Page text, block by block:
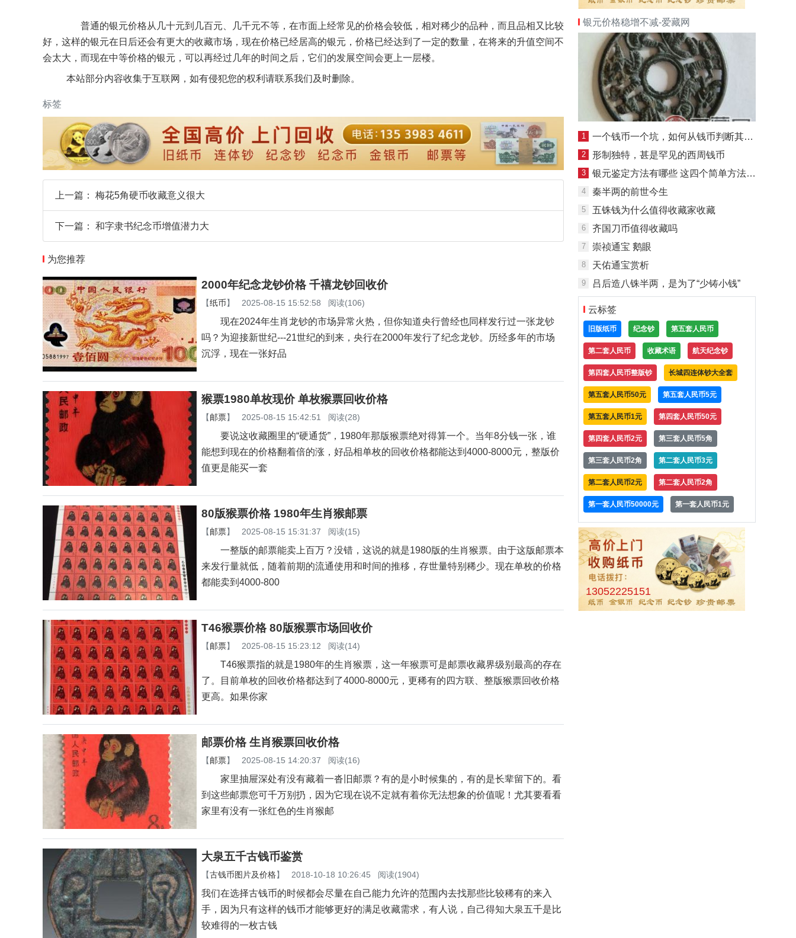
普通的银元价格从几十元到几百元、几千元不等，在市面上经常见的价格会较低，相对稀少的品种，而且品相又比较
好，这样的银元在日后还会有更大的收藏市场，现在价格已经居高的银元，价格已经达到了一定的数量，在将来的升值空间不
会太大，而现在中等价格的银元，可以再经过几年的时间之后，它们的发展空间会更上一层楼。
本站部分内容收集于互联网，如有侵犯您的权利请联系我们及时删除。
标签
上一篇： 梅花5角硬币收藏意义很大
下一篇： 和字隶书纪念币增值潜力大
为您推荐
2000年纪念龙钞价格 千禧龙钞回收价
【纸币】 2025-08-15 15:52:58 阅读(106)
现在2024年生肖龙钞的市场异常火热，但你知道央行曾经也同样发行过一张龙钞
吗？为迎接新世纪---21世纪的到来，央行在2000年发行了纪念龙钞。历经多年的市场
沉浮，现在一张好品
猴票1980单枚现价 单枚猴票回收价格
【邮票】 2025-08-15 15:42:51 阅读(28)
要说这收藏圈里的“硬通货”，1980年那版猴票绝对得算一个。当年8分钱一张，谁
能想到现在的价格翻着倍的涨，好品相单枚的回收价格都能达到4000-8000元，整版价
值更是能买一套
80版猴票价格 1980年生肖猴邮票
【邮票】 2025-08-15 15:31:37 阅读(15)
一整版的邮票能卖上百万？没错，这说的就是1980版的生肖猴票。由于这版邮票本
来发行量就低，随着前期的流通使用和时间的推移，存世量特别稀少。现在单枚的价格
都能卖到4000-800
T46猴票价格 80版猴票市场回收价
【邮票】 2025-08-15 15:23:12 阅读(14)
T46猴票指的就是1980年的生肖猴票，这一年猴票可是邮票收藏界级别最高的存在
了。目前单枚的回收价格都达到了4000-8000元，更稀有的四方联、整版猴票回收价格
更高。如果你家
邮票价格 生肖猴票回收价格
【邮票】 2025-08-15 14:20:37 阅读(16)
家里抽屉深处有没有藏着一沓旧邮票？有的是小时候集的，有的是长辈留下的。看
到这些邮票您可千万别扔，因为它现在说不定就有着你无法想象的价值呢！尤其要看看
家里有没有一张红色的生肖猴邮
大泉五千古钱币鉴赏
【古钱币图片及价格】 2018-10-18 10:26:45 阅读(1904)
我们在选择古钱币的时候都会尽量在自己能力允许的范围内去找那些比较稀有的来入
手，因为只有这样的钱币才能够更好的满足收藏需求，有人说，自己得知大泉五千是比
较难得的一枚古钱
银元价格稳增不减-爱藏网
1 一个钱币一个坑，如何从钱币判断其坑口？
2 形制独特，甚是罕见的西周钱币
3 银元鉴定方法有哪些 这四个简单方法你需掌握
4 秦半两的前世今生
5 五铢钱为什么值得收藏家收藏
6 齐国刀币值得收藏吗
7 崇祯通宝 鹅眼
8 天佑通宝赏析
9 吕后造八铢半两，是为了“少铸小钱”
云标签
旧版纸币 纪念钞 第五套人民币
第二套人民币 收藏术语 航天纪念钞
第四套人民币整版钞 长城四连体钞大全套
第五套人民币50元 第五套人民币5元
第五套人民币1元 第四套人民币50元
第四套人民币2元 第三套人民币5角
第三套人民币2角 第二套人民币3元
第二套人民币2元 第二套人民币2角
第一套人民币50000元 第一套人民币1元
13052225151